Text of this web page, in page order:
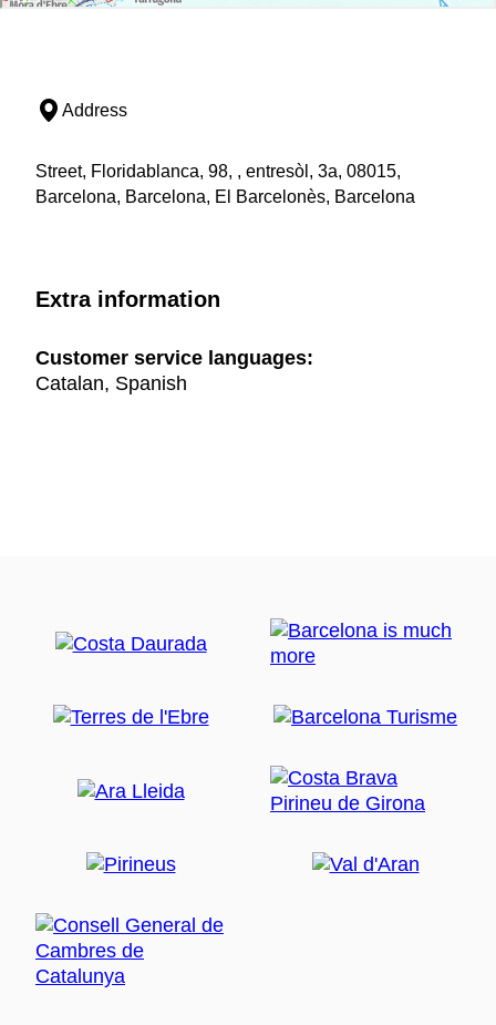
Address
Street, Floridablanca, 98, , entresòl, 3a, 08015,
Barcelona, Barcelona, El Barcelonès, Barcelona
Extra information
Customer service languages:
Catalan, Spanish